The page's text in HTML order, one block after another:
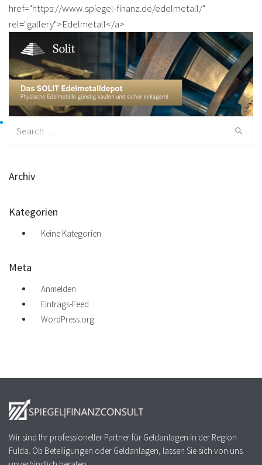
href="https://www.spiegel-finanz.de/edelmetall/"
rel="gallery">Edelmetall</a>
Archiv
Kategorien
Keine Kategorien
Meta
Anmelden
Eintrags-Feed
WordPress.org
Wir sind Ihr professioneller Partner für Geldanlagen in der Region
Fulda. Ob Beteiligungen oder Geldanlagen, lassen Sie sich von uns